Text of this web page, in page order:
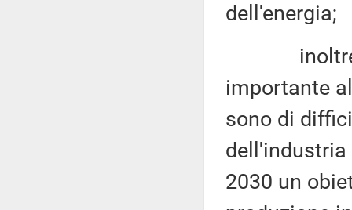
dell'energia;
inoltre
importante
sono di
dell'industria
2030 un